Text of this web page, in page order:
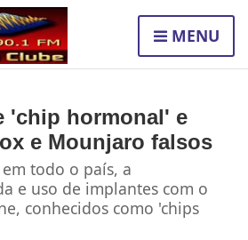
MENU
'chip hormonal' e
e Mounjaro falsos
todo o país, a
e uso de implantes com o
conhecidos como 'chips